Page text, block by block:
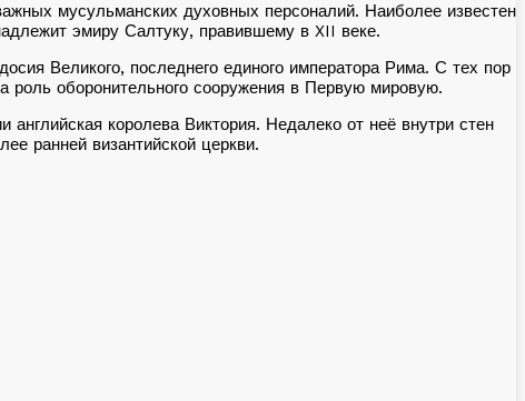
мусульманских духовных персоналий. Наиболее известен
эмиру Салтуку, правившему в XII веке.
Великого, последнего единого императора Рима. С тех пор
роль оборонительного сооружения в Первую мировую.
королева Виктория. Недалеко от неё внутри стен
ранней византийской церкви.